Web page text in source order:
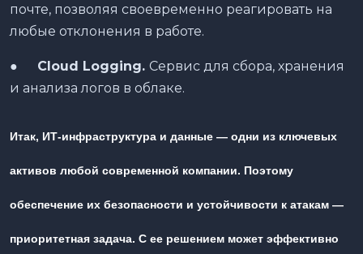
почте, позволяя своевременно реагировать на
любые отклонения в работе.
● Cloud Logging. Сервис для сбора, хранения
и анализа логов в облаке.
Итак, ИТ-инфраструктура и данные — одни из ключевых
активов любой современной компании. Поэтому
обеспечение их безопасности и устойчивости к атакам —
приоритетная задача. С ее решением может эффективно